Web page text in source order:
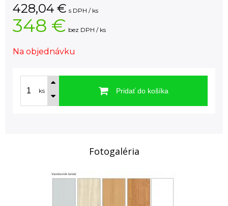
428,04 € s DPH / ks
348 € bez DPH / ks
Na objednávku
ks Pridať do košíka
Fotogaléria